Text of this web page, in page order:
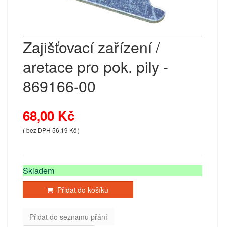
Zajišťovací zařízení /
aretace pro pok. pily -
869166-00
68,00 Kč
( bez DPH 56,19 Kč )
Skladem
Přidat do košíku
Přidat do seznamu přání